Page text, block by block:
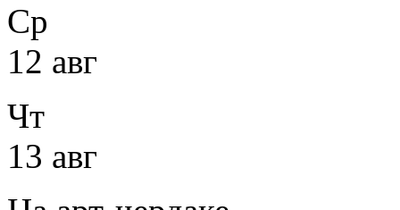
Ср
12 авг
Чт
13 авг